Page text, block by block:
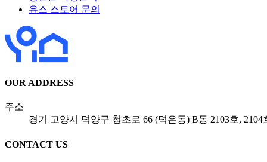
유스 스토어 문의
OUR ADDRESS
주소
경기 고양시 덕양구 청초로 66 (덕은동) B동 2103호, 2104
CONTACT US